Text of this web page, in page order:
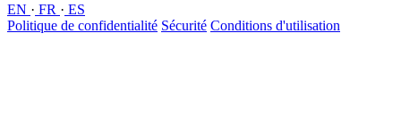
EN · FR · ES
Politique de confidentialité Sécurité Conditions d'utilisation